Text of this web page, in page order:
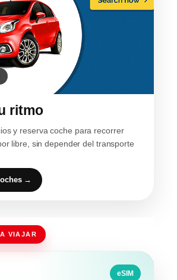
ritmo
y reserva coche para recorrer
libre, sin depender del transporte
→
VIAJAR
eSIM